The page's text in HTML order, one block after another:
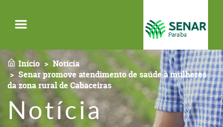
Início
Notícia
Senar promove atendimento de saúde à mulheres
da zona rural de Cabaceiras
Notícia